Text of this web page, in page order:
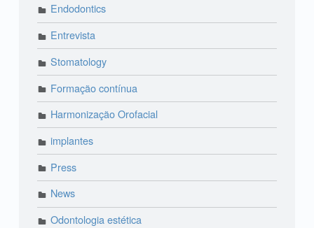
Endodontics
Entrevista
Stomatology
Formação contínua
Harmonização Orofacial
implantes
Press
News
Odontologia estética